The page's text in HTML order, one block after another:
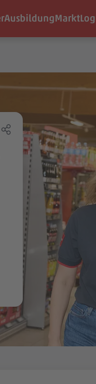
AusbildungMarkt